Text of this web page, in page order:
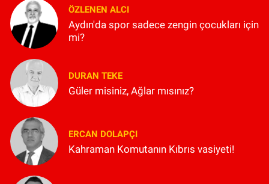
ÖZLENEN ALCI
Aydın'da spor sadece zengin çocukları için
mi?
DURAN TEKE
Güler misiniz, Ağlar mısınız?
ERCAN DOLAPÇI
Kahraman Komutanın Kıbrıs vasiyeti!